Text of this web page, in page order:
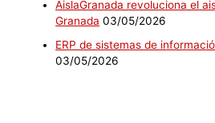
AislaGranada revoluciona el
Granada 03/05/2026
ERP de sistemas de
03/05/2026